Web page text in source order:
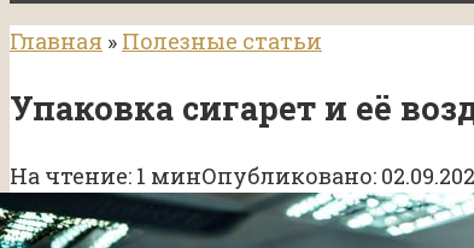
Главная » Полезные статьи
Упаковка сигарет и её
На чтение: 1 минОпубликовано: